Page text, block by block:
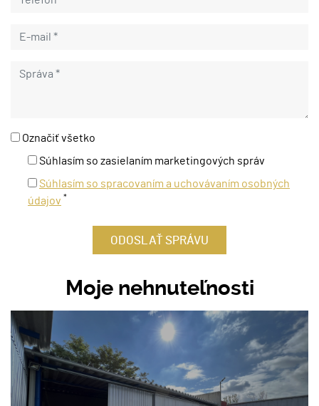
Označiť všetko
Súhlasím so zasielaním marketingových správ
Súhlasím so spracovaním a uchovávaním osobných
údajov *
Moje nehnuteľnosti